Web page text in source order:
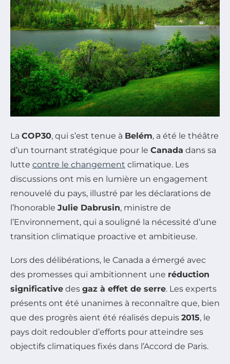
La COP30, qui s’est tenue à Belém, a été le théâtre
d’un tournant stratégique pour le Canada dans sa
lutte contre le changement climatique. Les
discussions ont mis en lumière un engagement
renouvelé du pays, illustré par les déclarations de
l’honorable Julie Dabrusin, ministre de
l’Environnement, qui a souligné la nécessité d’une
transition climatique proactive et ambitieuse.
Lors des délibérations, le Canada a émergé avec
des promesses qui ambitionnent une réduction
significative des gaz à effet de serre. Les experts
présents ont été unanimes à reconnaître que, bien
que des progrès aient été réalisés depuis 2015, le
pays doit redoubler d’efforts pour atteindre ses
objectifs climatiques fixés dans l’Accord de Paris.